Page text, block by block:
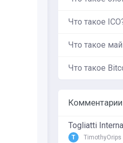
Что такое
Что такое
Что такое
Комментарии
T TimothyOrips